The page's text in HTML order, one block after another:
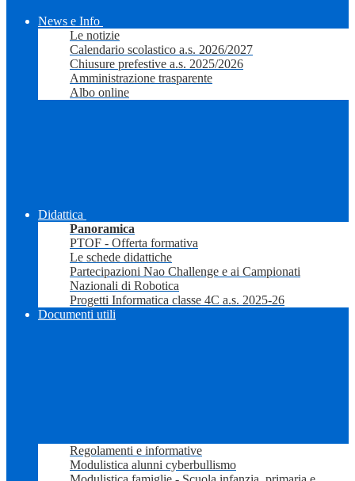
News e Info
Le notizie
Calendario scolastico a.s. 2026/2027
Chiusure prefestive a.s. 2025/2026
Amministrazione trasparente
Albo online
Didattica
Panoramica
PTOF - Offerta formativa
Le schede didattiche
Partecipazioni Nao Challenge e ai Campionati
Nazionali di Robotica
Progetti Informatica classe 4C a.s. 2025-26
Documenti utili
Regolamenti e informative
Modulistica alunni cyberbullismo